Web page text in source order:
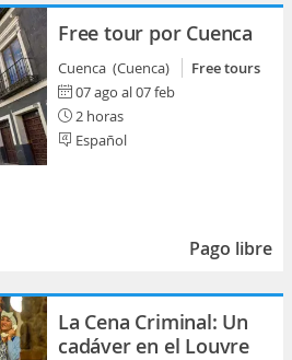
Free tour por Cuenca
Cuenca (Cuenca)
Free tours
07 ago al 07 feb
2 horas
Español
Pago libre
La Cena Criminal: Un
cadáver en el Louvre